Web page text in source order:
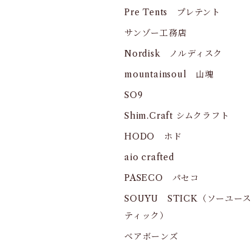
Pre Tents プレテント
サンゾー工務店
Nordisk ノルディスク
mountainsoul 山魂
SO9
Shim.Craft シムクラフト
HODO ホド
aio crafted
PASECO パセコ
SOUYU STICK（ソーユース
ティック）
ベアボーンズ